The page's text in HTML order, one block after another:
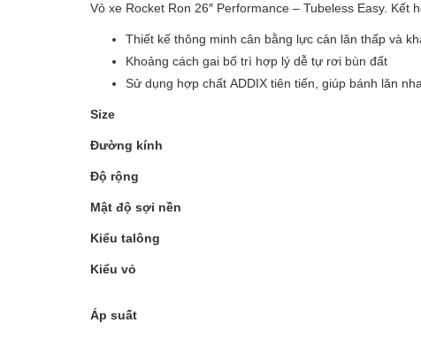
Vỏ xe Rocket Ron 26″ Performance – Tubeless Easy.
Thiết kế thông minh cân bằng lực cản lăn thấp và
Khoảng cách gai bố trì hợp lý dễ tự rơi bùn đất
Sử dụng hợp chất ADDIX tiên tiến, giúp bánh lăn
Size
Đường kính
Độ rộng
Mật độ sợi nền
Kiểu talông
Kiểu vỏ
Áp suất